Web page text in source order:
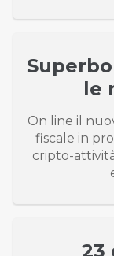
le
On line il
fiscale in
cripto-
23